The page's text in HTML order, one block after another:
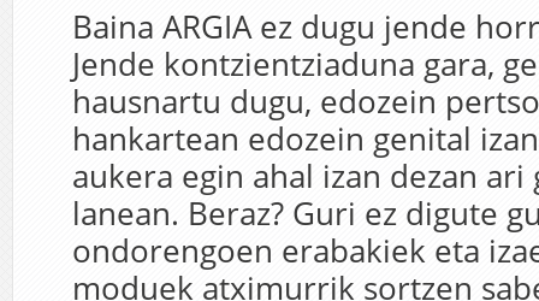
Baina ARGIA ez dugu jende
Jende kontzientziaduna gara,
hausnartu dugu, edozein
hankartean edozein genital
aukera egin ahal izan dezan
lanean. Beraz? Guri ez digute
ondorengoen erabakiek eta
moduek atximurrik sortzen